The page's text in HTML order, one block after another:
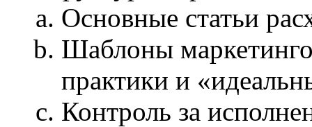
Основные статьи
Шаблоны
практики и
Контроль за